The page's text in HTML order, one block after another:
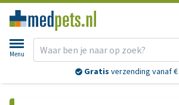
Menu
Gratis verzending vanaf €